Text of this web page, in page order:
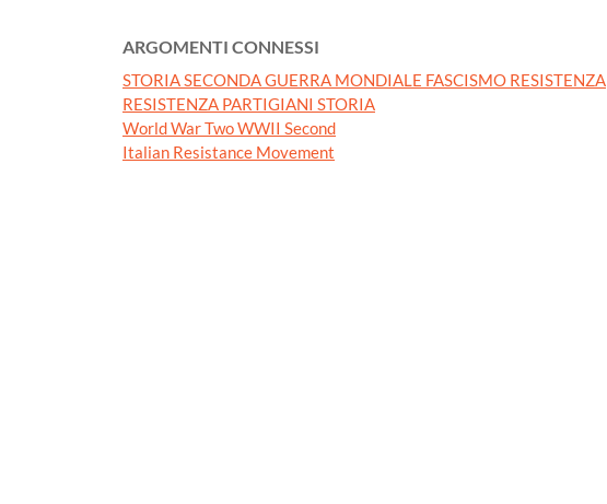
ARGOMENTI CONNESSI
STORIA SECONDA GUERRA MONDIALE FASCISMO RESISTENZA
RESISTENZA PARTIGIANI STORIA
World War Two WWII Second
Italian Resistance Movement